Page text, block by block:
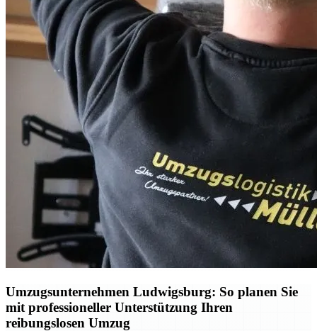
Umzugsunternehmen Ludwigsburg: So planen Sie
mit professioneller Unterstützung Ihren
reibungslosen Umzug